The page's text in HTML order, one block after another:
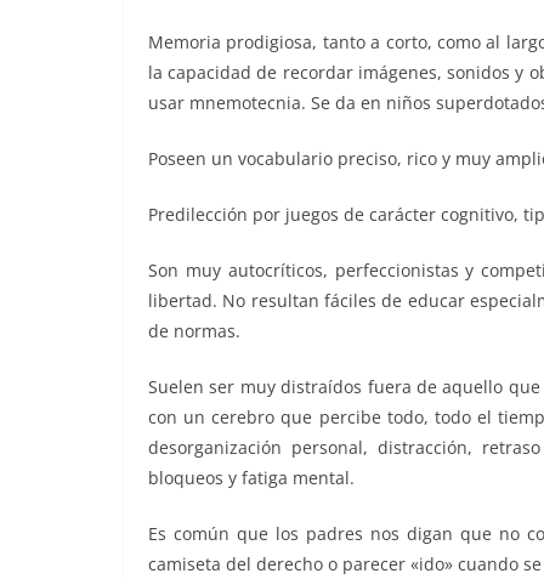
Memoria prodigiosa, tanto a corto, como al
la capacidad de recordar imágenes, sonidos y
usar mnemotecnia. Se da en niños
Poseen un vocabulario preciso, rico y muy
Predilección por juegos de carácter cognitivo,
Son muy autocríticos, perfeccionistas y
libertad. No resultan fáciles de educar
de normas.
Suelen ser muy distraídos fuera de aquello
con un cerebro que percibe todo, todo el
desorganización personal, distracción,
bloqueos y fatiga mental.
Es común que los padres nos digan que no
camiseta del derecho o parecer «ido» cuando